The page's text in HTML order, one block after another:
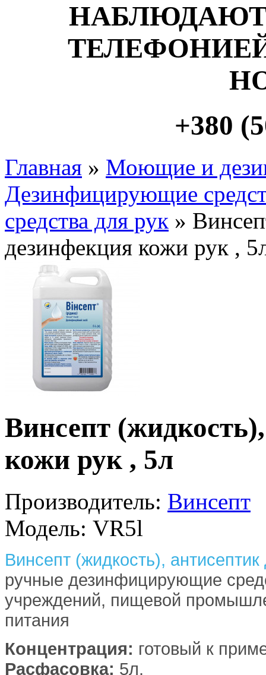
+380
Главная » Моющие и
Дезинфицирующие
средства для рук »
дезинфекция кожи рук ,
Винсепт
кожи рук , 5л
Производитель: Винсепт
Модель: VR5l
Винсепт (жидкость),
ручные дезинфицирующие
учреждений, пищевой
питания
Концентрация: готовый к
Расфасовка: 5л.